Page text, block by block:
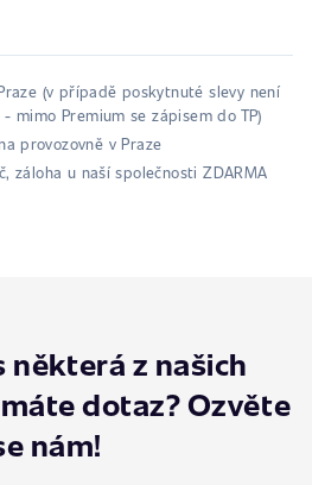
(v případě poskytnuté slevy není
mimo Premium se zápisem do TP)
provozovně v Praze
záloha u naší společnosti ZDARMA
některá z našich
dotaz? Ozvěte
nám!